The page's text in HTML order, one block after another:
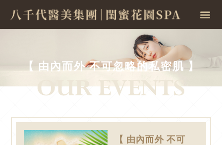
【 由內而外 不可忽略的私密肌 】
【 由內而外 不可